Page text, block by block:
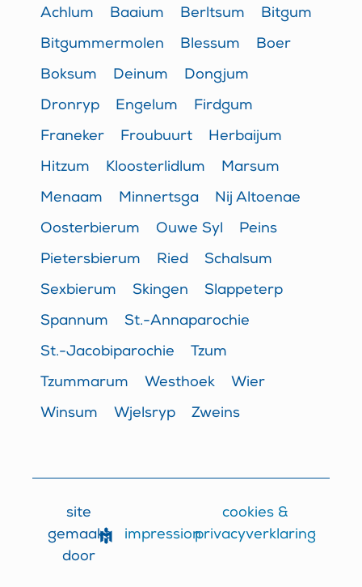
Achlum Baaium Berltsum Bitgum
Bitgummermolen Blessum Boer
Boksum Deinum Dongjum
Dronryp Engelum Firdgum
Franeker Froubuurt Herbaijum
Hitzum Kloosterlidlum Marsum
Menaam Minnertsga Nij Altoenae
Oosterbierum Ouwe Syl Peins
Pietersbierum Ried Schalsum
Sexbierum Skingen Slappeterp
Spannum St.-Annaparochie
St.-Jacobiparochie Tzum
Tzummarum Westhoek Wier
Winsum Wjelsryp Zweins
site
gemaakt
door
impression
cookies &
privacyverklaring